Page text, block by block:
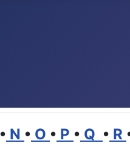
• N • O • P • Q • R